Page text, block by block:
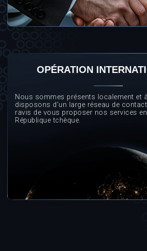
OPÉRATION
Nous sommes présents localement et
disposons d’un large réseau de
ravis de vous proposer nos services
République tchèque.